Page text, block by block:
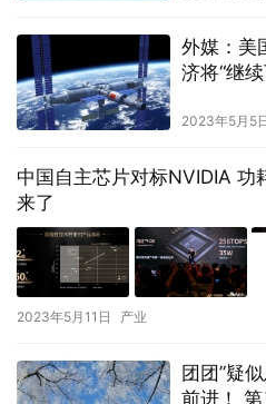
外媒：美
济将“继
2023年5月5
中国自主芯片对标NVIDIA 功
来了
2023年5月11日 产业
团团”疑
前进！